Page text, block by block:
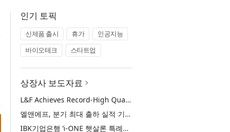
인기 토픽
신제품 출시 휴가
인공지능
바이오테크
스타트업
상장사 보도자료
L&F Achieves Record-High Quarterly Shipments, Begins LFP Supply for North American ESS in Q3 Advancing its Two-Track NCM and LFP Growth Strategy
엘앤에프, 분기 최대 출하 실적 기록… 3분기 북미 ESS향 LFP 공급 착수 NCM+LFP ‘2-Track’ 성장 전략 실현
IBK기업은행 ‘i-ONE 햇살론 특례보증’ 출시